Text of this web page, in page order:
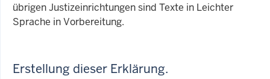
übrigen Justizeinrichtungen sind Texte in Leichter
Sprache in Vorbereitung.
Erstellung dieser Erklärung.